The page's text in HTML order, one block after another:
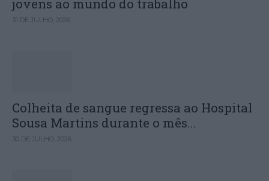
jovens ao mundo do trabalho
31 DE JULHO, 2026
Colheita de sangue regressa ao Hospital
Sousa Martins durante o mês...
30 DE JULHO, 2026